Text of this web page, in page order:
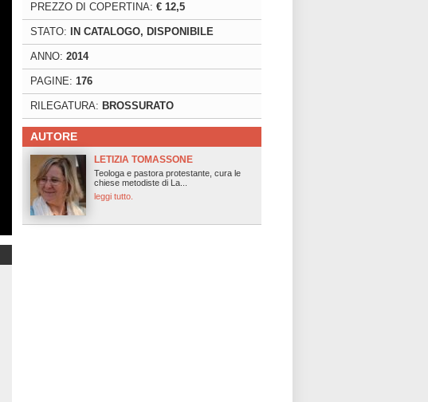
PREZZO DI COPERTINA: € 12,5
STATO: IN CATALOGO, DISPONIBILE
ANNO: 2014
PAGINE: 176
RILEGATURA: BROSSURATO
AUTORE
LETIZIA TOMASSONE
Teologa e pastora protestante, cura le
chiese metodiste di La...
leggi tutto.